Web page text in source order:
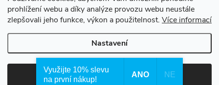
prohlížení webu a díky analýze provozu webu neustále
zlepšovali jeho funkce, výkon a použitelnost. Více informací
Nastavení
Souhlasím
Zásady ochrany osobních údajů
Doprava a platba Tříletá záruka
Copyright 2026 . Všechna práva vyhrazena.
Využijte 10% slevu
na první nákup!
ANO NE